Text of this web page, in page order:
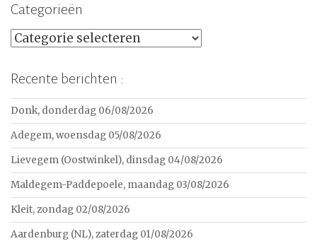
Categorieën
Categorieën
Recente berichten :
Donk, donderdag 06/08/2026
Adegem, woensdag 05/08/2026
Lievegem (Oostwinkel), dinsdag 04/08/2026
Maldegem-Paddepoele, maandag 03/08/2026
Kleit, zondag 02/08/2026
Aardenburg (NL), zaterdag 01/08/2026